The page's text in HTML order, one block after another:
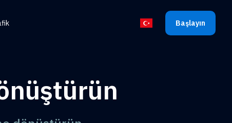
Dili seçin Başlayın